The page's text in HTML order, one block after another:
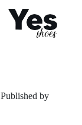
Published by